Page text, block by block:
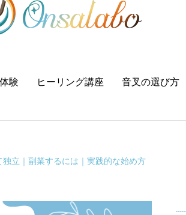
験 ヒーリング講座 音叉の選び方
立｜副業するには｜実践的な始め方